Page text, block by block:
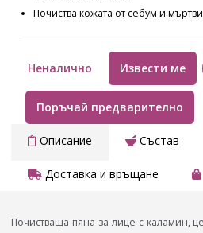
Почиства кожата от себум и
Неналично Извести ме
Поръчай предварително
Описание Състав
Доставка и връщане
Почистваща пяна за лице с каламин,